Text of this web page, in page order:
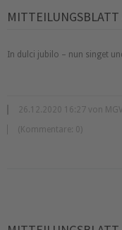
In dulci jubilo – nun singet
26.12.2020 16:27 von
(Kommentare: 0)